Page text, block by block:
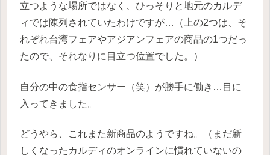
立つような場所ではなく、ひっそりと地元のカルデ
ィでは陳列されていたわけですが…（上の2つは、そ
れぞれ台湾フェアやアジアンフェアの商品の1つだっ
たので、それなりに目立つ位置でした。）
自分の中の食指センサー（笑）が勝手に働き…目に
入ってきました。
どうやら、これまた新商品のようですね。（まだ新
しくなったカルディのオンラインに慣れていないの